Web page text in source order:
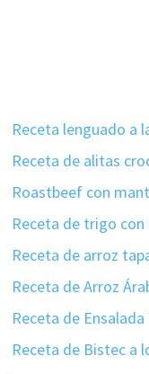
Receta lenguado a
Receta de alitas
Roastbeef con
Receta de trigo con
Receta de arroz
Receta de Arroz
Receta de
Receta de Bistec a